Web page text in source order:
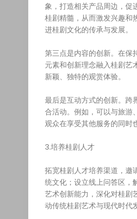
征
稿
启
Search
象，打造相关产品周边，促
桂剧精髓，从而激发兴趣和
进桂剧文化的传承与发展。
第三点是内容的创新。在保
元素和创新理念融入桂剧艺
新颖、独特的观赏体验。
最后是互动方式的创新。跨
合活动。例如，可以与旅游
观众在享受其他服务的同时
3.培养桂剧人才
拓宽桂剧人才培养渠道，邀
统文化；设立线上问答区，
艺术创新能力，深化对桂剧
动传统桂剧艺术与现代时代